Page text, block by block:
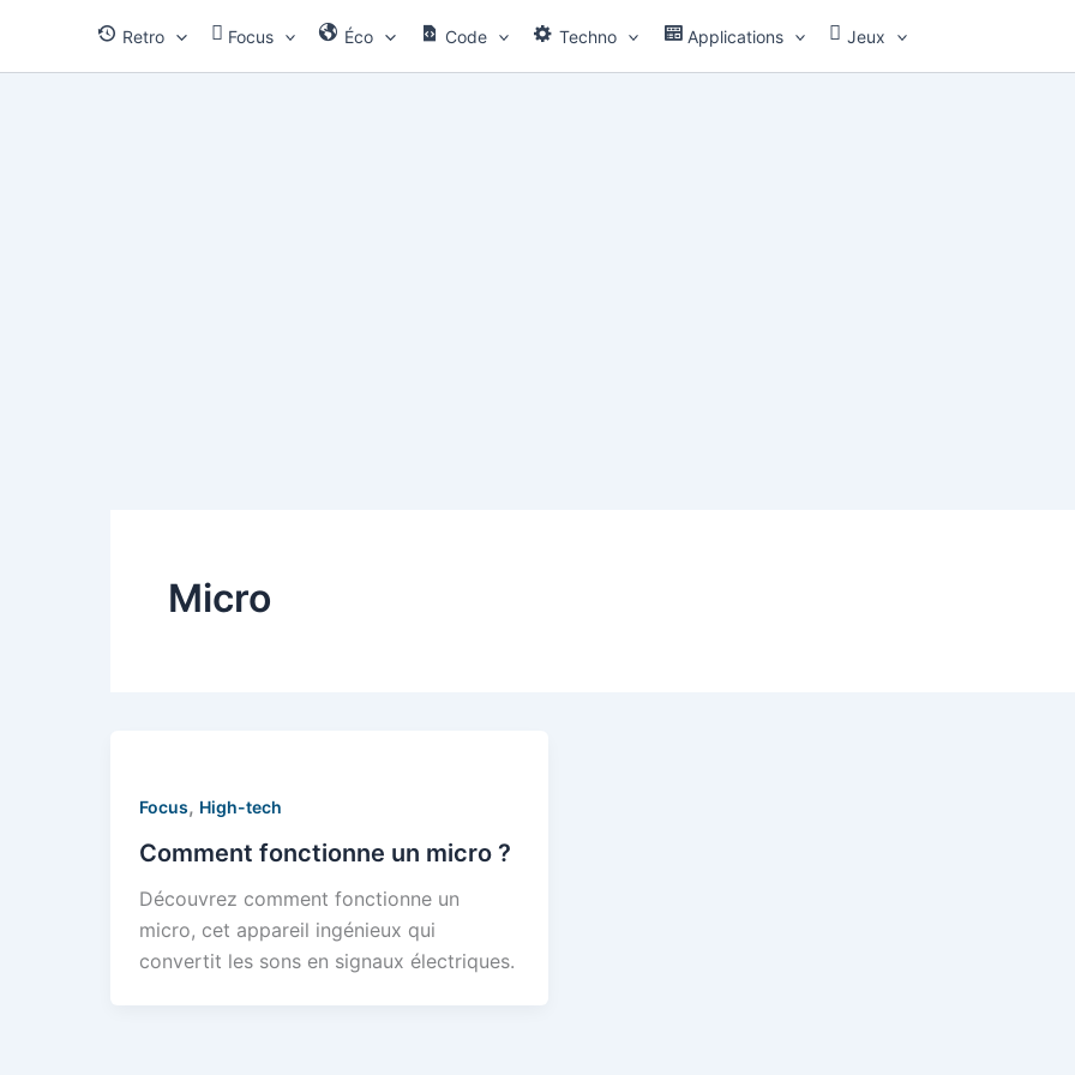
contenu
Retro Focus Éco Code Techno Applications Jeux
Micro
Focus, High-tech
Comment fonctionne un micro ?
Découvrez comment fonctionne un
micro, cet appareil ingénieux qui
convertit les sons en signaux électriques.